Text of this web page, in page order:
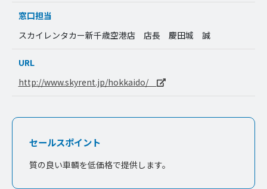
窓口担当
スカイレンタカー新千歳空港店 店長 慶田城 誠
URL
http://www.skyrent.jp/hokkaido/
セールスポイント
質の良い車輌を低価格で提供します。